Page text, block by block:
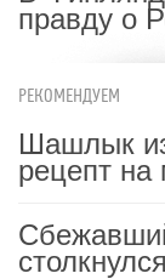
правду о
РЕКОМЕНДУЕМ
Шашлык
рецепт на